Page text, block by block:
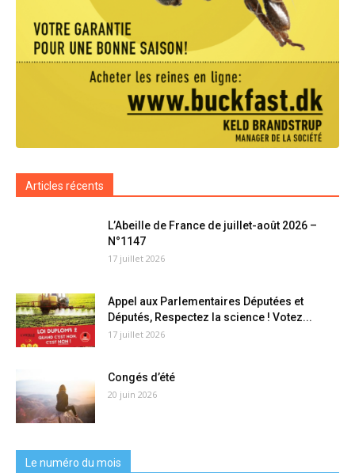
Articles récents
L’Abeille de France de juillet-août 2026 –
N°1147
17 juillet 2026
Appel aux Parlementaires Députées et
Députés, Respectez la science ! Votez...
17 juillet 2026
Congés d’été
20 juin 2026
Le numéro du mois